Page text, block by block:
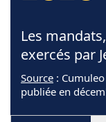
Les
exercés par
Source :
publiée en